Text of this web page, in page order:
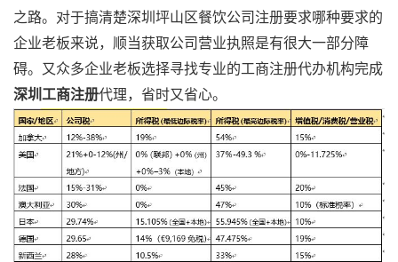
之路。对于搞清楚深圳坪山区餐饮公司注册要求哪种要求的
企业老板来说，顺当获取公司营业执照是有很大一部分障
碍。又众多企业老板选择寻找专业的工商注册代办机构完成
深圳工商注册代理，省时又省心。